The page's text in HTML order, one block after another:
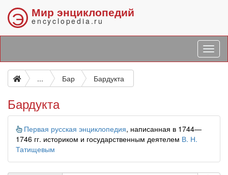
Э Мир энциклопедий
encyclopedia.ru
... Бар Бардукта
Бардукта
Информация
Первая русская энциклопедия, написанная в 1744—
1746 гг. историком и государственным деятелем В. Н.
Татищевым